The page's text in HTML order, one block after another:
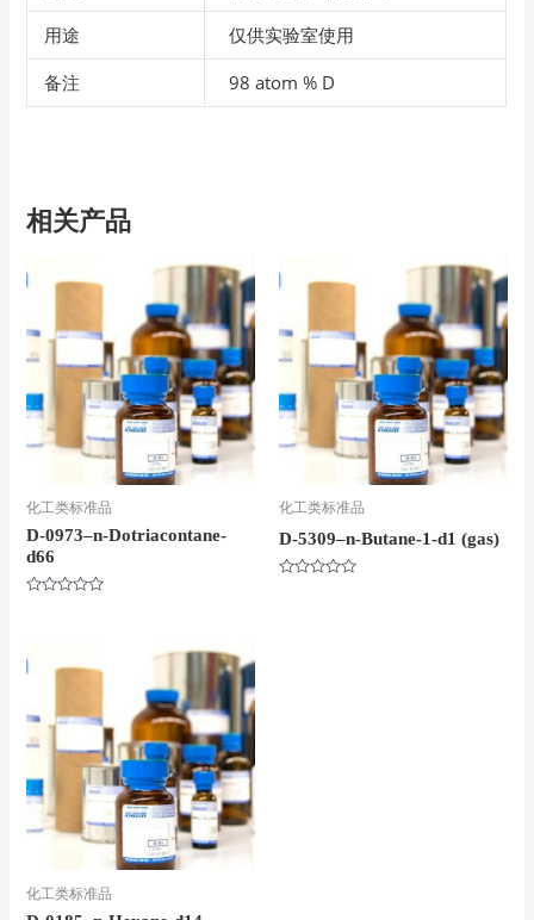
用途
仅供实验室使用
备注
98 atom % D
相关产品
化工类标准品
D-0973–n-Dotriacontane-
d66
5
化工类标准品
D-5309–n-Butane-1-d1 (gas)
化工类标准品